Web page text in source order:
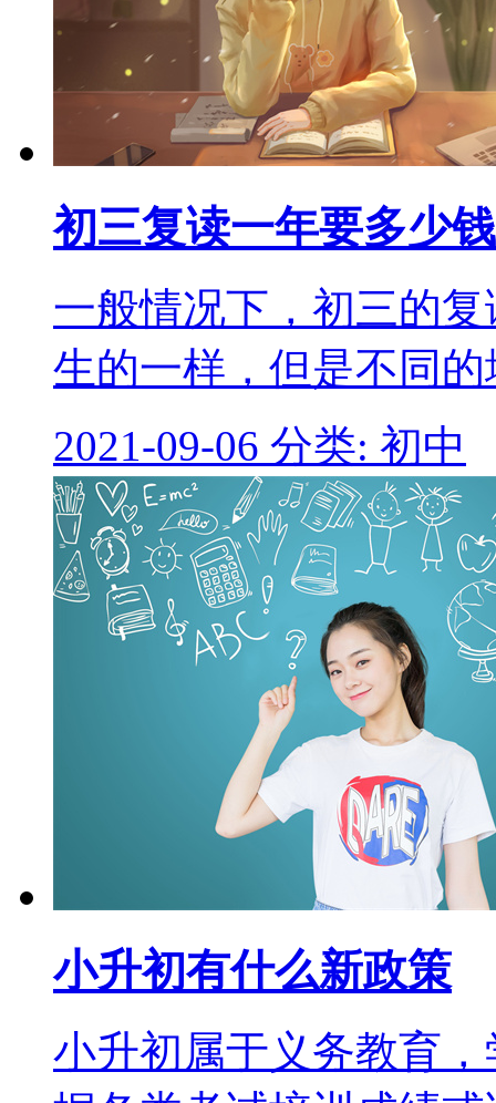
初三复读一年要多少钱
一般情况下，初三的
生的一样，但是不同
2021-09-06 分类: 初中
小升初有什么新政策
小升初属于义务教育